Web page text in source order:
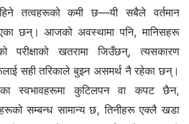
तत्वहरूको कमी छ—यी सबैले वर्तमान
छन्। आजको अवस्थामा पनि, मानिसहरू
परीक्षाको खतरामा जिउँछन्, त्यसकारण
सही तरिकाले बुझ्न असमर्थ नै रहेका छन्।
स्वभावहरूमा कुटिलपन वा कपट छैन,
सम्बन्ध सामान्य छ, तिनीहरू एक्लै खडा